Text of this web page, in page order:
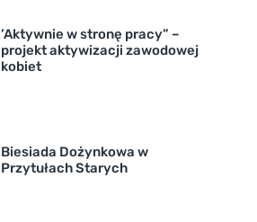
’Aktywnie w stronę pracy” –
projekt aktywizacji zawodowej
kobiet
Biesiada Dożynkowa w
Przytułach Starych